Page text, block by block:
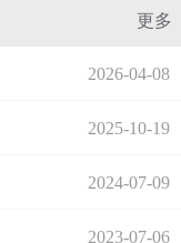
更多
2026-04-08
2025-10-19
2024-07-09
2023-07-06